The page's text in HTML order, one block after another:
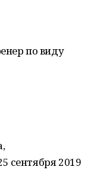
по виду
сентября 2019